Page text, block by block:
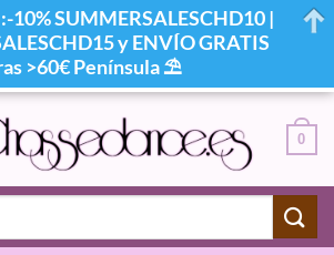
0
10% SUMMERSALESCHD10 |
y ENVÍO GRATIS
>60€ Península ⛱